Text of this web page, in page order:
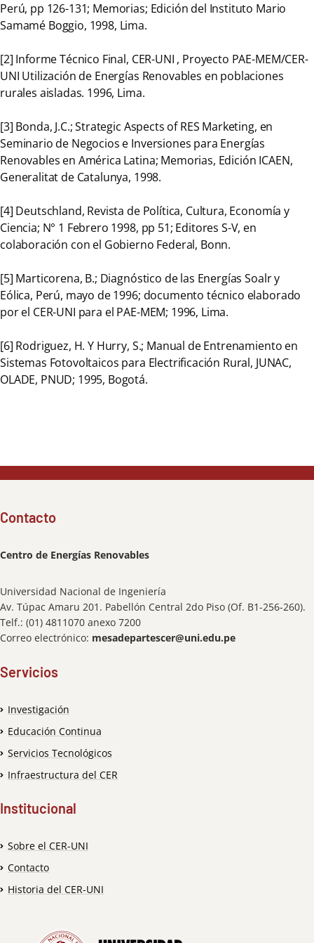
Perú, pp 126-131; Memorias; Edición del Instituto Mario
Samamé Boggio, 1998, Lima.
[2] Informe Técnico Final, CER-UNI , Proyecto PAE-MEM/CER-
UNI Utilización de Energías Renovables en poblaciones
rurales aisladas. 1996, Lima.
[3] Bonda, J.C.; Strategic Aspects of RES Marketing, en
Seminario de Negocios e Inversiones para Energías
Renovables en América Latina; Memorias, Edición ICAEN,
Generalitat de Catalunya, 1998.
[4] Deutschland, Revista de Política, Cultura, Economía y
Ciencia; N° 1 Febrero 1998, pp 51; Editores S-V, en
colaboración con el Gobierno Federal, Bonn.
[5] Marticorena, B.; Diagnóstico de las Energías Soalr y
Eólica, Perú, mayo de 1996; documento técnico elaborado
por el CER-UNI para el PAE-MEM; 1996, Lima.
[6] Rodriguez, H. Y Hurry, S.; Manual de Entrenamiento en
Sistemas Fotovoltaicos para Electrificación Rural, JUNAC,
OLADE, PNUD; 1995, Bogotá.
Contacto
Centro de Energías Renovables
Universidad Nacional de Ingeniería
Av. Túpac Amaru 201. Pabellón Central 2do Piso (Of. B1-256-260).
Telf.: (01) 4811070 anexo 7200
Correo electrónico: mesadepartescer@uni.edu.pe
Servicios
Investigación
Educación Continua
Servicios Tecnológicos
Infraestructura del CER
Institucional
Sobre el CER-UNI
Contacto
Historia del CER-UNI